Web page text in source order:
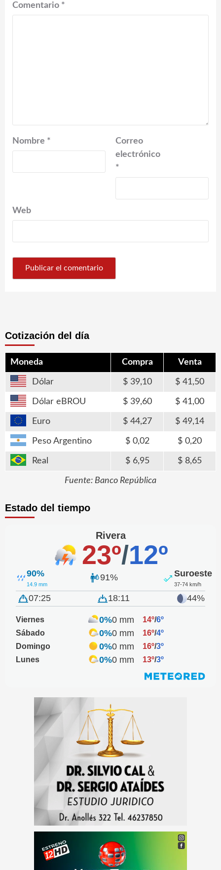
Comentario *
Nombre *
Correo
electrónico
*
Web
Cotización del día
Moneda Compra Venta
Dólar 39,10 41,50
Dólar eBROU 39,60 41,00
Euro 44,27 49,14
Peso Argentino 0,02 0,20
Real 6,95 8,65
Fuente: Banco República
Estado del tiempo
Rivera
23º/12º
90%
14.9 mm
91% Suroeste
37-74 km/h
07:25 18:11 44%
Viernes 0%0 mm 14º/6º
Sábado
0%0 mm 16º/4º
Domingo
0%0 mm 16º/3º
Lunes
0%0 mm 13º/3º